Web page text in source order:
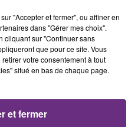
"Accepter et fermer", ou affiner en
dans "Gérer mes choix".
cliquant sur "Continuer sans
que pour ce site. Vous
votre consentement à tout
situé en bas de chaque page.
et fermer